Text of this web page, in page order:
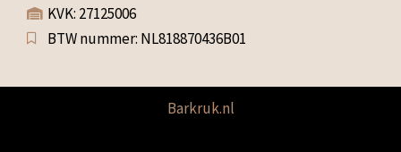
KVK: 27125006
BTW nummer: NL818870436B01
Barkruk.nl